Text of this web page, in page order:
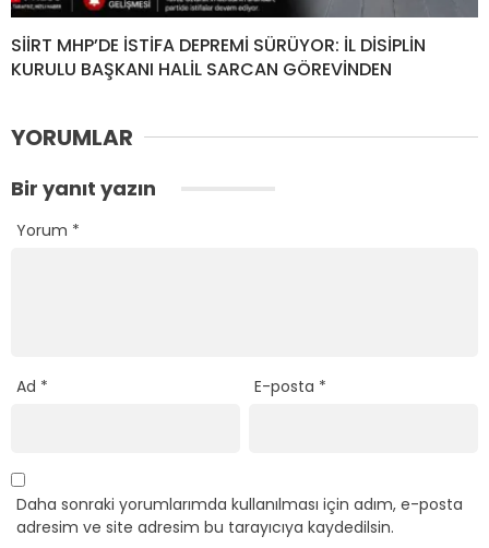
SİİRT MHP’DE İSTİFA DEPREMİ SÜRÜYOR: İL DİSİPLİN
KURULU BAŞKANI HALİL SARCAN GÖREVİNDEN
YORUMLAR
Bir yanıt yazın
Yorum *
Ad * E-posta *
Daha sonraki yorumlarımda kullanılması için adım, e-posta
adresim ve site adresim bu tarayıcıya kaydedilsin.